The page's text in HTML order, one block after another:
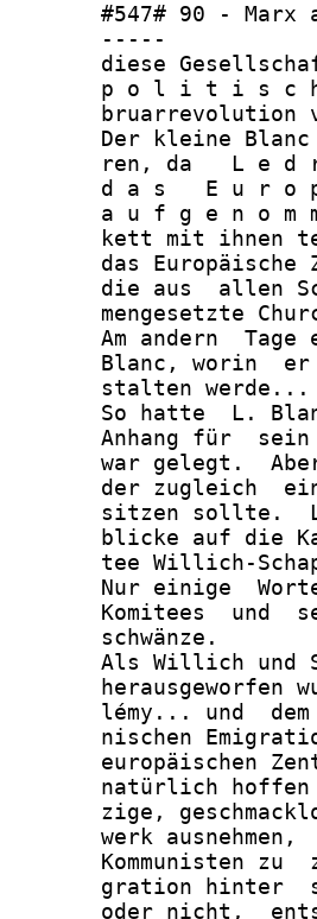
#547# 90 - Marx
       -----
diese
p o l i t i s c
bruarrevolution
Der kleine
ren, da   L e d
d a s   E u r o
a u f g e n o m
kett mit ihnen
das Europäische
die aus  allen
mengesetzte
Am andern  Tage
Blanc, worin
stalten werde...
So hatte  L.
Anhang für
war gelegt.
der zugleich
sitzen sollte.
blicke auf die
tee Willich-
Nur einige
Komitees  und
       schwänze.
Als Willich und
herausgeworfen
lémy... und
nischen
europäischen
natürlich
zige,
werk ausnehmen,
Kommunisten zu
gration hinter
oder nicht,